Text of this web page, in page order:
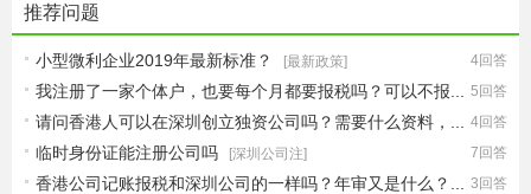
推荐问题
4回答
小型微利企业2019年最新标准？
[最新政策]
5回答
我注册了一家个体户，也要每个月都要报税吗？可以不报...
[深圳公司注] 4回答
请问香港人可以在深圳创立独资公司吗？需要什么资料，...
[深圳公司注] 7回答
临时身份证能注册公司吗
[深圳公司注]
3回答
香港公司记账报税和深圳公司的一样吗？年审又是什么？...